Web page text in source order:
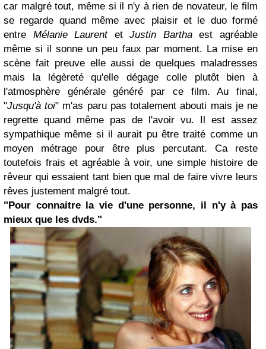
car malgré tout, même si il n'y à rien de novateur, le film
se regarde quand même avec plaisir et le duo formé
entre Mélanie LaurentetJustin Barthaest agréable
même si il sonne un peu faux par moment. La mise en
scène fait preuve elle aussi de quelques maladresses
mais la légèreté qu'elle dégage colle plutôt bien à
l'atmosphère générale généré par ce film. Au final,
"Jusqu'à toi" m'as paru pas totalement abouti mais je ne
regrette quand même pas de l'avoir vu. Il est assez
sympathique même si il aurait pu être traité comme un
moyen métrage pour être plus percutant. Ca reste
toutefois frais et agréable à voir, une simple histoire de
rêveur qui essaient tant bien que mal de faire vivre leurs
rêves justement malgré tout.
"Pour connaitre la vie d'une personne, il n'y à pas
mieux que les dvds."